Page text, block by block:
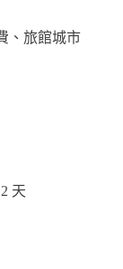
、旅館城市
天